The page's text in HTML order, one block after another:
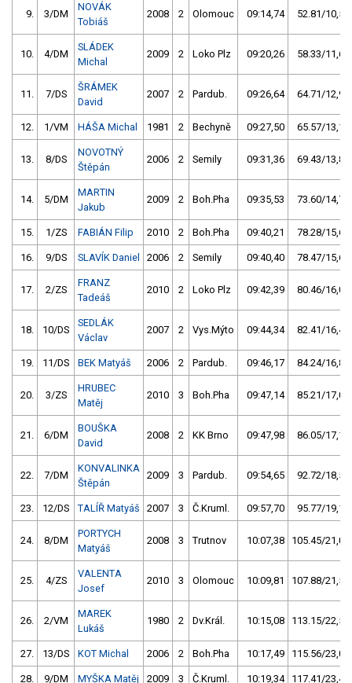
9. 3/DM
NOVÁK
Tobiáš
2008 2 Olomouc 09:14,74 52.81/10,5
10. 4/DM
SLÁDEK
Michal
2009 2 Loko Plz 09:20,26 58.33/11,6
11. 7/DS
ŠRÁMEK
David
2007 2 Pardub. 09:26,64 64.71/12,9
12. 1/VM HÁŠA Michal 1981 2 Bechyně 09:27,50 65.57/13,1
13. 8/DS
NOVOTNÝ
Štěpán
2006 2 Semily 09:31,36 69.43/13,8
14. 5/DM
MARTIN
Jakub
2009 2 Boh.Pha 09:35,53 73.60/14,7
15. 1/ZS FABIÁN Filip 2010 2 Boh.Pha 09:40,21 78.28/15,6
16. 9/DS SLAVÍK Daniel 2006 2 Semily 09:40,40 78.47/15,6
17. 2/ZS
FRANZ
Tadeáš
2010 2 Loko Plz 09:42,39 80.46/16,0
18. 10/DS
SEDLÁK
Václav
2007 2 Vys.Mýto 09:44,34 82.41/16,4
19. 11/DS BEK Matyáš 2006 2 Pardub. 09:46,17 84.24/16,8
20. 3/ZS
HRUBEC
Matěj
2010 3 Boh.Pha 09:47,14 85.21/17,0
21. 6/DM
BOUŠKA
David
2008 2 KK Brno 09:47,98 86.05/17,1
22. 7/DM
KONVALINKA
Štěpán
2009 3 Pardub. 09:54,65 92.72/18,5
23. 12/DS TALÍŘ Matyáš 2007 3 Č.Kruml. 09:57,70 95.77/19,1
24. 8/DM
PORTYCH
Matyáš
2008 3 Trutnov 10:07,38 105.45/21,0
25. 4/ZS
VALENTA
Josef
2010 3 Olomouc 10:09,81 107.88/21,5
26. 2/VM
MAREK
Lukáš
1980 2 Dv.Král. 10:15,08 113.15/22,5
27. 13/DS KOT Michal 2006 2 Boh.Pha 10:17,49 115.56/23,0
28. 9/DM MYŠKA Matěj 2009 3 Č.Kruml. 10:19,34 117.41/23,4